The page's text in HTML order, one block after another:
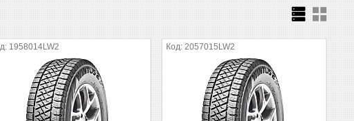
1958014LW2 2057015LW2